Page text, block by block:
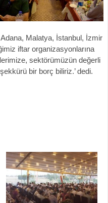
Adana, Malatya, İstanbul, İzmir
iftar organizasyonlarına
sektörümüzün değerli
bir borç biliriz.’ dedi.